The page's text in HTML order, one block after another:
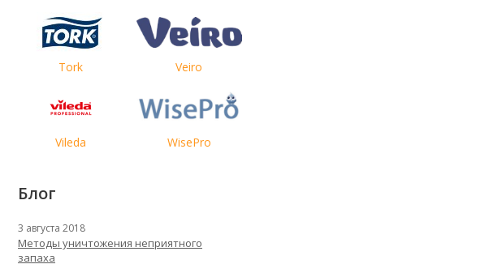
Tork Veiro
Vileda WisePro
Блог
3 августа 2018
Методы уничтожения неприятного
запаха